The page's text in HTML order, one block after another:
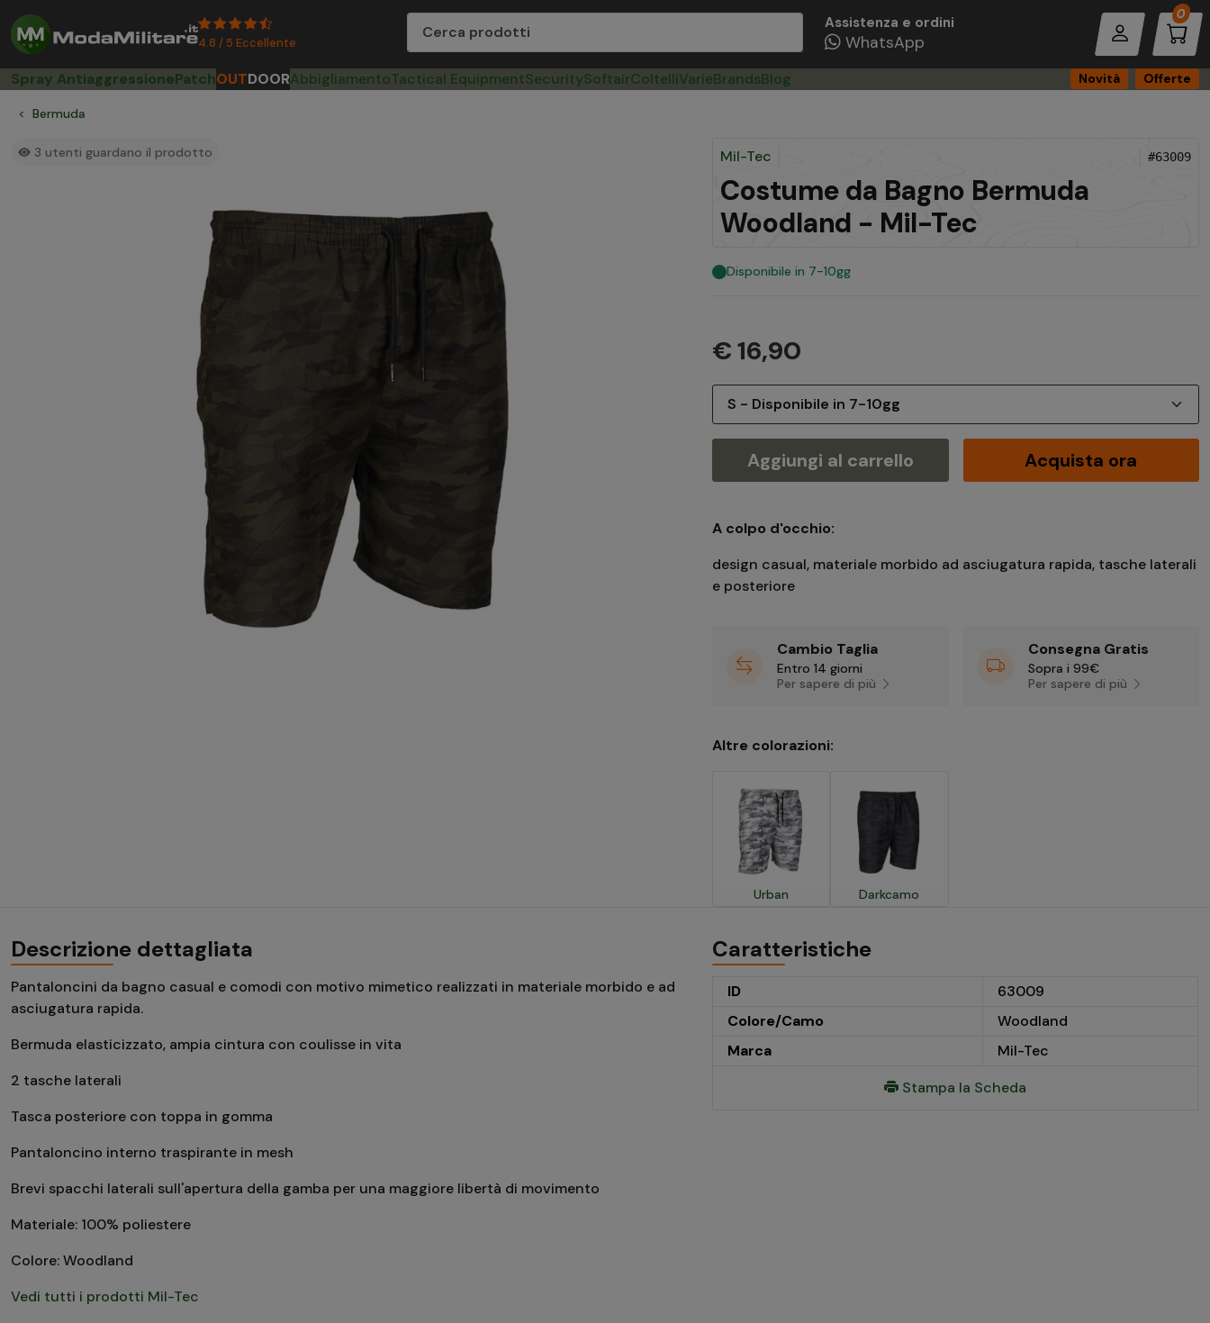
4.8 / 5 Eccellente
Assistenza e ordini
WhatsApp
0
Spray AntiaggressionePatchOUTDOORAbbigliamentoTactical EquipmentSecuritySoftairColtelliVarieBrandsBlog Novità Offerte
Bermuda
3 utenti guardano il prodotto Mil-Tec #63009
Costume da Bagno Bermuda
Woodland - Mil-Tec
Disponibile in 7-10gg
€ 16,90
Aggiungi al carrello Acquista ora
A colpo d'occhio:
design casual, materiale morbido ad asciugatura rapida, tasche laterali
e posteriore
Cambio Taglia
Entro 14 giorni
Per sapere di più
Consegna Gratis
Sopra i 99€
Per sapere di più
Altre colorazioni:
Urban Darkcamo
Descrizione dettagliata
Pantaloncini da bagno casual e comodi con motivo mimetico realizzati in materiale morbido e ad
asciugatura rapida.
Bermuda elasticizzato, ampia cintura con coulisse in vita
2 tasche laterali
Tasca posteriore con toppa in gomma
Pantaloncino interno traspirante in mesh
Brevi spacchi laterali sull'apertura della gamba per una maggiore libertà di movimento
Materiale: 100% poliestere
Colore: Woodland
Vedi tutti i prodotti Mil-Tec
Caratteristiche
ID
63009
Colore/Camo
Woodland
Marca
Mil-Tec
Stampa la Scheda